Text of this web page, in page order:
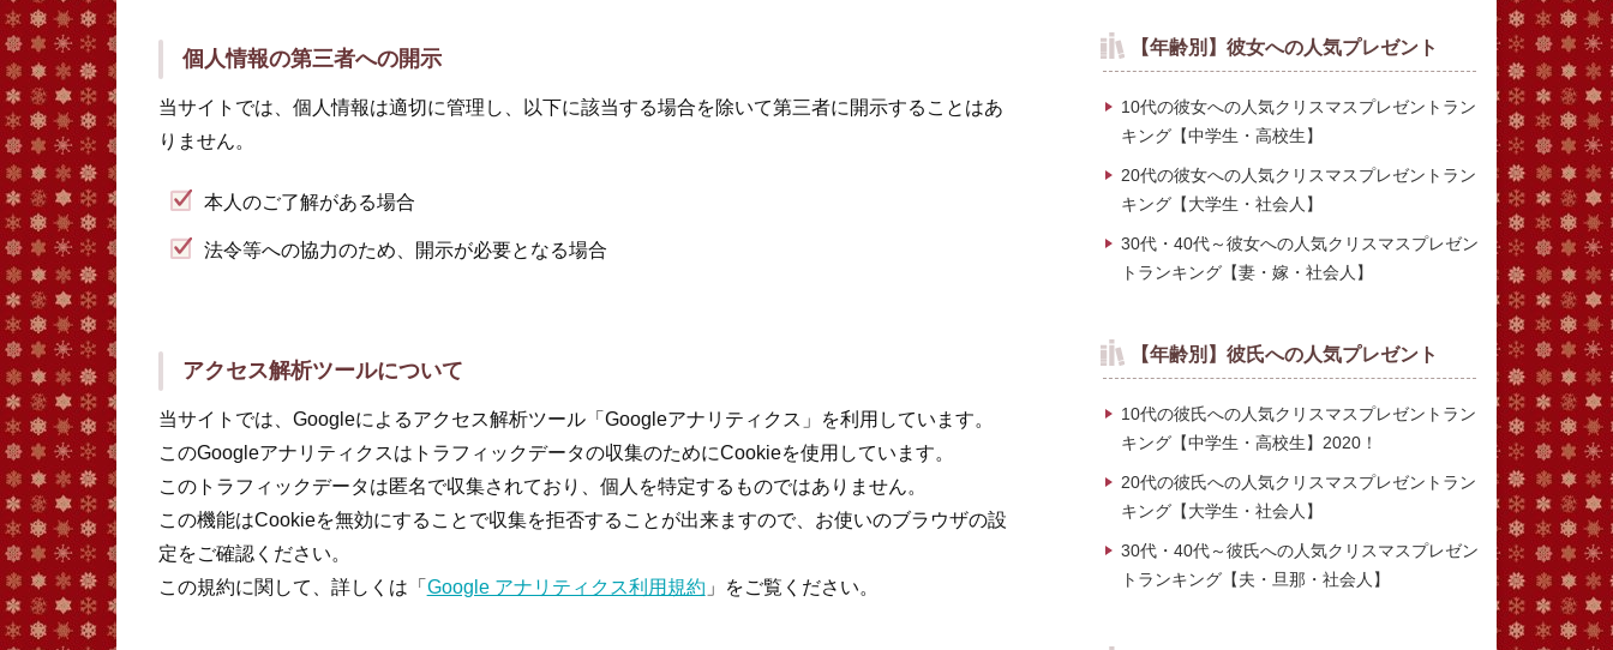
個人情報の第三者への開示
当サイトでは、個人情報は適切に管理し、以下に該当する場合を除いて第三者に開示することはあ
りません。
本人のご了解がある場合
法令等への協力のため、開示が必要となる場合
アクセス解析ツールについて
当サイトでは、Googleによるアクセス解析ツール「Googleアナリティクス」を利用しています。
このGoogleアナリティクスはトラフィックデータの収集のためにCookieを使用しています。
このトラフィックデータは匿名で収集されており、個人を特定するものではありません。
この機能はCookieを無効にすることで収集を拒否することが出来ますので、お使いのブラウザの設
定をご確認ください。
この規約に関して、詳しくは「 Google アナリティクス利用規約 」をご覧ください。
【年齢別】彼女への人気プレゼント
10代の彼女への人気クリスマスプレゼントラン
キング【中学生・高校生】
20代の彼女への人気クリスマスプレゼントラン
キング【大学生・社会人】
30代・40代～彼女への人気クリスマスプレゼン
トランキング【妻・嫁・社会人】
【年齢別】彼氏への人気プレゼント
10代の彼氏への人気クリスマスプレゼントラン
キング【中学生・高校生】2020！
20代の彼氏への人気クリスマスプレゼントラン
キング【大学生・社会人】
30代・40代～彼氏への人気クリスマスプレゼン
トランキング【夫・旦那・社会人】